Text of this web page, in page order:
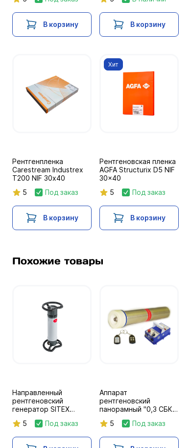
В корзину В корзину
Рентгенпленка
Carestream Industrex
T200 NIF 30х40
5
Под заказ
В корзину
Хит
Рентгеновская пленка
AGFA Structurix D5 NIF
30x40
5
Под заказ
В корзину
Похожие товары
Направленный
рентгеновский
генератор SITEX
5 Под заказ
Аппарат
рентгеновский
панорамный "0,3 СБК
24 В
5 Под заказ